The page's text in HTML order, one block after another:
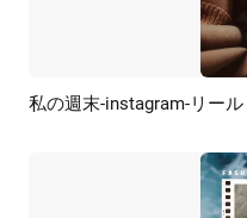
プレビュー
私の週末-instagram-リール